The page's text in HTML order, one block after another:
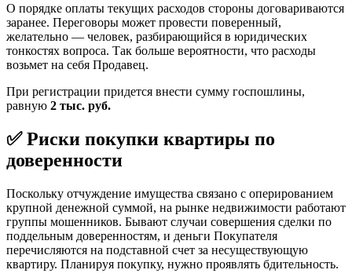
О порядке оплаты текущих расходов стороны договариваются
заранее. Переговоры может провести поверенный,
желательно — человек, разбирающийся в юридических
тонкостях вопроса. Так больше вероятности, что расходы
возьмет на себя Продавец.
При регистрации придется внести сумму госпошлины,
равную 2 тыс. руб.
✅ Риски покупки квартиры по
доверенности
Поскольку отчуждение имущества связано с оперированием
крупной денежной суммой, на рынке недвижимости работают
группы мошенников. Бывают случаи совершения сделки по
поддельным доверенностям, и деньги Покупателя
перечисляются на подставной счет за несуществующую
квартиру. Планируя покупку, нужно проявлять бдительность.